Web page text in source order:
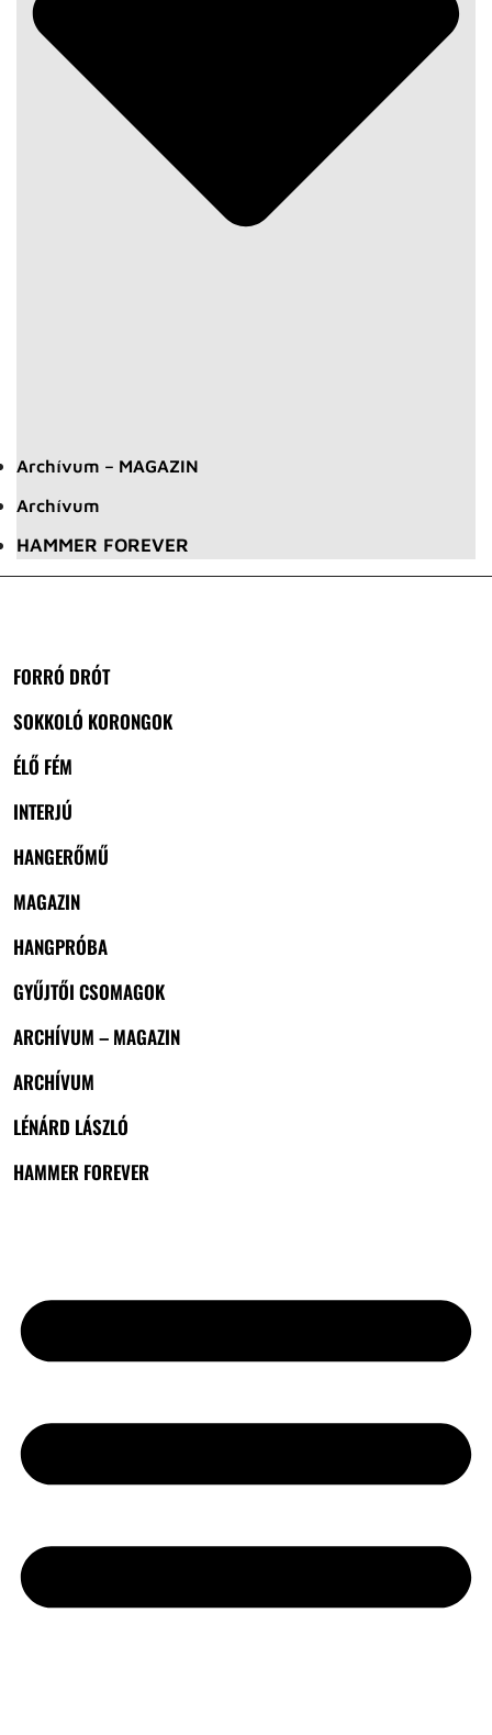
Archívum – MAGAZIN
Archívum
HAMMER FOREVER
FORRÓ DRÓT
SOKKOLÓ KORONGOK
ÉLŐ FÉM
INTERJÚ
HANGERŐMŰ
MAGAZIN
HANGPRÓBA
GYŰJTŐI CSOMAGOK
ARCHÍVUM – MAGAZIN
ARCHÍVUM
LÉNÁRD LÁSZLÓ
HAMMER FOREVER